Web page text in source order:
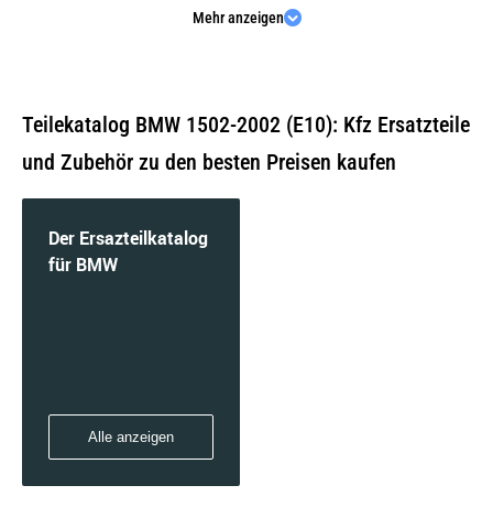
2002 Tii | 96 KW / 130 PS | ab 04/1971 bis
Mehr anzeigen
Teilekatalog BMW 1502-2002 (E10): Kfz Ersatzteile
und Zubehör zu den besten Preisen kaufen
Der Ersazteilkatalog
für BMW
Alle anzeigen